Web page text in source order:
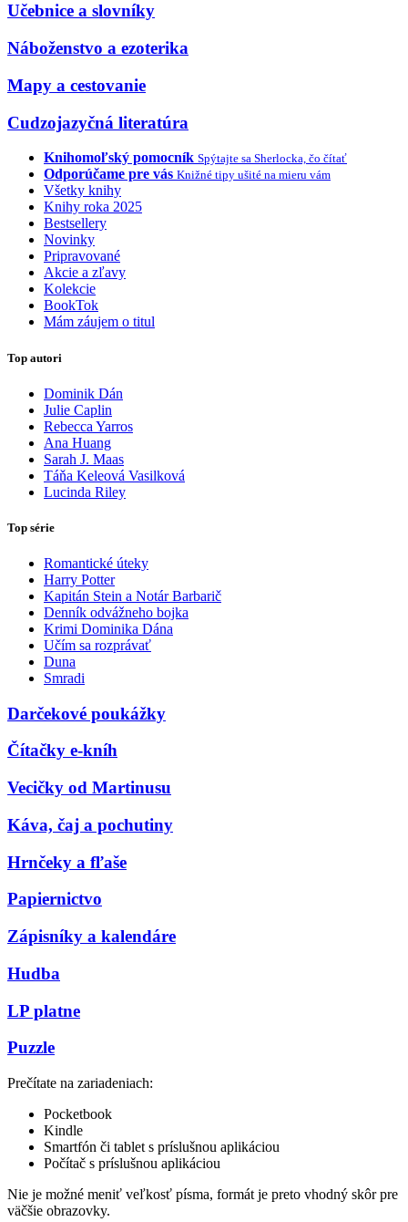
Učebnice a slovníky
Náboženstvo a ezoterika
Mapy a cestovanie
Cudzojazyčná literatúra
Knihomoľský pomocník Spýtajte sa Sherlocka, čo čítať
Odporúčame pre vás Knižné tipy ušité na mieru vám
Všetky knihy
Knihy roka 2025
Bestsellery
Novinky
Pripravované
Akcie a zľavy
Kolekcie
BookTok
Mám záujem o titul
Top autori
Dominik Dán
Julie Caplin
Rebecca Yarros
Ana Huang
Sarah J. Maas
Táňa Keleová Vasilková
Lucinda Riley
Top série
Romantické úteky
Harry Potter
Kapitán Stein a Notár Barbarič
Denník odvážneho bojka
Krimi Dominika Dána
Učím sa rozprávať
Duna
Smradi
Darčekové poukážky
Čítačky e-kníh
Vecičky od Martinusu
Káva, čaj a pochutiny
Hrnčeky a fľaše
Papiernictvo
Zápisníky a kalendáre
Hudba
LP platne
Puzzle
Prečítate na zariadeniach:
Pocketbook
Kindle
Smartfón či tablet s príslušnou aplikáciou
Počítač s príslušnou aplikáciou
Nie je možné meniť veľkosť písma, formát je preto vhodný skôr pre
väčšie obrazovky.